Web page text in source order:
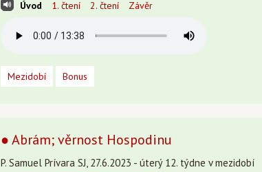
Úvod 1. čtení 2. čtení Závěr
Mezidobí Bonus
● Abrám; věrnost Hospodinu
P. Samuel Prívara SJ, 27.6.2023 - úterý 12. týdne v mezidobí